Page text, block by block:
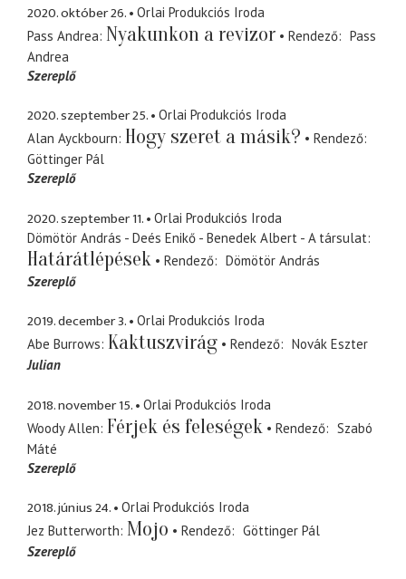
2020. október 26.
Orlai Produkciós Iroda
Pass Andrea Nyakunkon a revizor Rendező
Pass
Andrea
Szereplő
2020. szeptember 25.
Orlai Produkciós Iroda
Alan Ayckbourn Hogy szeret a másik?
Rendező
Göttinger Pál
Szereplő
2020. szeptember 11.
Orlai Produkciós Iroda
Dömötör András - Deés Enikő - Benedek Albert - A társulat
Határátlépések Rendező
Dömötör András
Szereplő
2019. december 3.
Orlai Produkciós Iroda
Abe Burrows Kaktuszvirág Rendező
Novák Eszter
Julian
2018. november 15.
Orlai Produkciós Iroda
Woody Allen Férjek és feleségek Rendező
Szabó
Máté
Szereplő
2018. június 24.
Orlai Produkciós Iroda
Jez Butterworth Mojo Rendező
Göttinger Pál
Szereplő